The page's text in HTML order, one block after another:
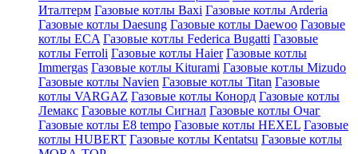
Италтерм Газовые котлы Baxi Газовые котлы Arderia
Газовые котлы Daesung Газовые котлы Daewoo Газовые
котлы ECA Газовые котлы Federica Bugatti Газовые
котлы Ferroli Газовые котлы Haier Газовые котлы
Immergas Газовые котлы Kiturami Газовые котлы Mizudo
Газовые котлы Navien Газовые котлы Titan Газовые
котлы VARGAZ Газовые котлы Конорд Газовые котлы
Лемакс Газовые котлы Сигнал Газовые котлы Очаг
Газовые котлы E8 tempo Газовые котлы HEXEL Газовые
котлы HUBERT Газовые котлы Kentatsu Газовые котлы